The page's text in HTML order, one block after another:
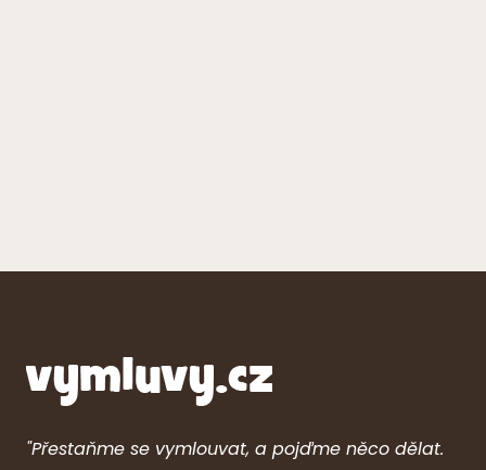
"Přestaňme se vymlouvat, a pojďme něco dělat.